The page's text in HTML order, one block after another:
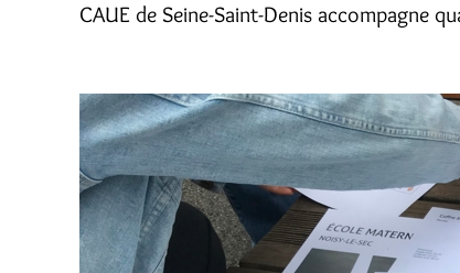
CAUE de Seine-Saint-Denis accompagne